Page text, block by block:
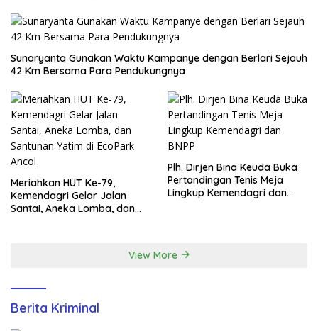
Sunaryanta Gunakan Waktu Kampanye dengan Berlari Sejauh
42 Km Bersama Para Pendukungnya
Meriahkan HUT Ke-79,
Kemendagri Gelar Jalan
Santai, Aneka Lomba, dan
Plh. Dirjen Bina Keuda Buka
Pertandingan Tenis Meja
Lingkup Kemendagri dan
View More
Berita Kriminal